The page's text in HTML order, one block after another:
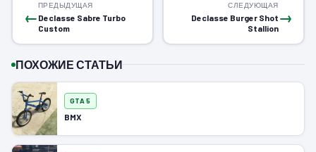
←
ПРЕДЫДУЩАЯ
Declasse Sabre Turbo
Custom
→
СЛЕДУЮЩАЯ
Declasse Burger Shot
Stallion
ПОХОЖИЕ СТАТЬИ
GTA 5
BMX